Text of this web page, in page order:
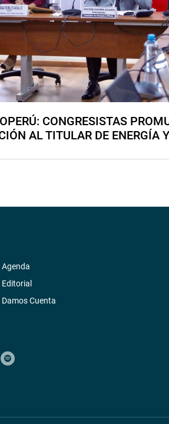
CONGRESISTAS
AL TITULAR DE ENERGÍA
Agenda
Editorial
Damos Cuenta